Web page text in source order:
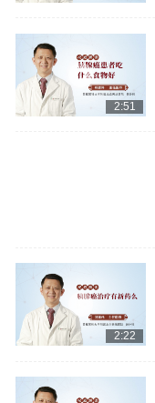
2:51
2:22